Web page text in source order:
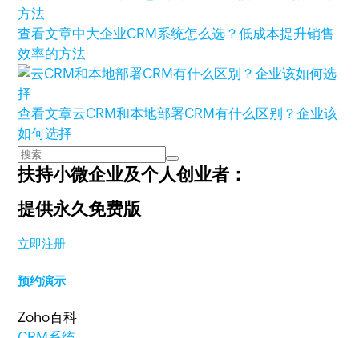
查看文章中大企业CRM系统怎么选？低成本提升销售
效率的方法
查看文章云CRM和本地部署CRM有什么区别？企业该
如何选择
扶持小微企业及个人创业者：
提供永久免费版
立即注册
预约演示
Zoho百科